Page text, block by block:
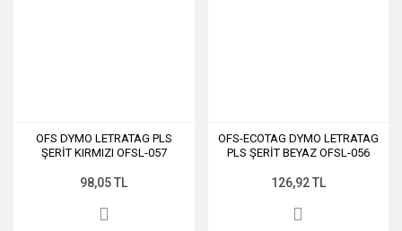
OFS DYMO LETRATAG PLS
ŞERİT KIRMIZI OFSL-057
98,05 TL
OFS-ECOTAG DYMO LETRATAG
PLS ŞERİT BEYAZ OFSL-056
126,92 TL